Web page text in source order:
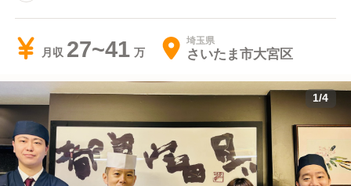
月収 27~41 埼玉県
さいたま市大宮区
1/4